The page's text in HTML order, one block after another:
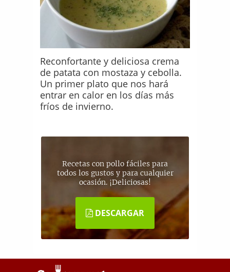
Reconfortante y deliciosa crema
de patata con mostaza y cebolla.
Un primer plato que nos hará
entrar en calor en los días más
fríos de invierno.
Recetas con pollo fáciles para
todos los gustos y para cualquier
ocasión. ¡Deliciosas!
DESCARGAR